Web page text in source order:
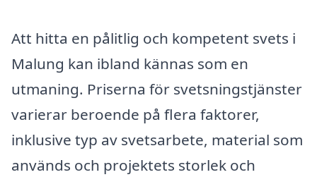
Att hitta en pålitlig och kompetent svets i
Malung kan ibland kännas som en
utmaning. Priserna för svetsningstjänster
varierar beroende på flera faktorer,
inklusive typ av svetsarbete, material som
används och projektets storlek och